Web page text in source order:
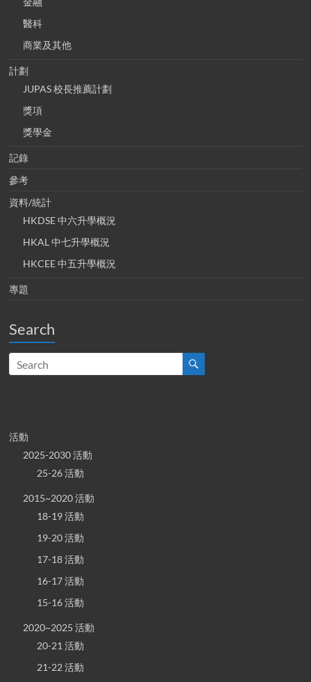
醫科
商業及其他
計劃
JUPAS 校長推薦計劃
獎項
獎學金
記錄
參考
資料/統計
HKDSE 中六升學概況
HKAL 中七升學概況
HKCEE 中五升學概況
專題
Search
活動
2025-2030 活動
25-26 活動
2015~2020 活動
18-19 活動
19-20 活動
17-18 活動
16-17 活動
15-16 活動
2020~2025 活動
20-21 活動
21-22 活動